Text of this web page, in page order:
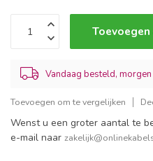
Vandaag besteld, morgen
Toevoegen om te vergelijken
Wenst u een groter aantal te
e-mail naar